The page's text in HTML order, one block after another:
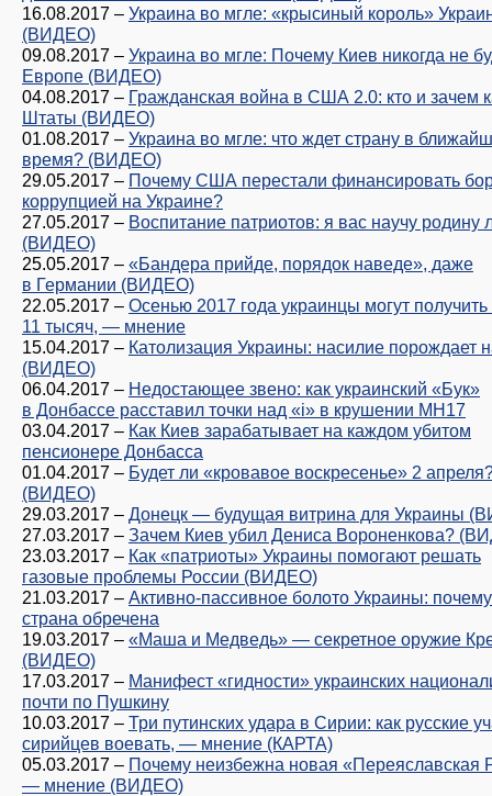
16.08.2017 – Украина во мгле: «крысиный король»
(ВИДЕО)
09.08.2017 – Украина во мгле: Почему Киев никогда не
Европе (ВИДЕО)
04.08.2017 – Гражданская война в США 2.0: кто и зачем
Штаты (ВИДЕО)
01.08.2017 – Украина во мгле: что ждет страну в
время? (ВИДЕО)
29.05.2017 – Почему США перестали финансировать
коррупцией на Украине?
27.05.2017 – Воспитание патриотов: я вас научу родину
(ВИДЕО)
25.05.2017 – «Бандера прийде, порядок наведе», даже
в Германии (ВИДЕО)
22.05.2017 – Осенью 2017 года украинцы могут получить
11 тысяч, — мнение
15.04.2017 – Католизация Украины: насилие порождает
(ВИДЕО)
06.04.2017 – Недостающее звено: как украинский «Бук»
в Донбассе расставил точки над «i» в крушении MH17
03.04.2017 – Как Киев зарабатывает на каждом убитом
пенсионере Донбасса
01.04.2017 – Будет ли «кровавое воскресенье» 2
(ВИДЕО)
29.03.2017 – Донецк — будущая витрина для Украины
27.03.2017 – Зачем Киев убил Дениса Вороненкова?
23.03.2017 – Как «патриоты» Украины помогают решать
газовые проблемы России (ВИДЕО)
21.03.2017 – Активно-пассивное болото Украины:
страна обречена
19.03.2017 – «Маша и Медведь» — секретное оружие
(ВИДЕО)
17.03.2017 – Манифест «гидности» украинских
почти по Пушкину
10.03.2017 – Три путинских удара в Сирии: как русские
сирийцев воевать, — мнение (КАРТА)
05.03.2017 – Почему неизбежна новая «Переяславская
— мнение (ВИДЕО)